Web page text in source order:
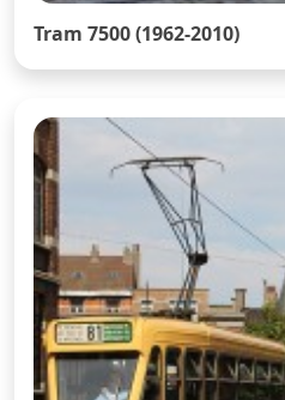
Tram 7500 (1962-2010)